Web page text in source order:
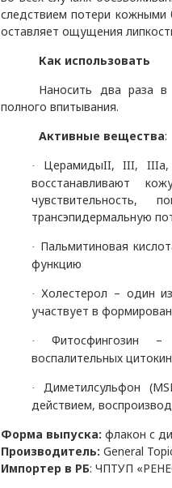
следствием потери
оставляет ощущения
Как использовать
Наносить два раза
полного впитывания.
Активные вещества:
· ЦерамидыII,III, IIIa,
восстанавливают
чувствительность,
трансэпидермальную
· Пальмитиновая
функцию
·Холестерол – один
участвует в
·Фитосфингозин –
воспалительных
·Диметилсульфон (
действием,
Форма выпуска: флакон с
Производитель: General
Импортер в РБ: ЧПТУП